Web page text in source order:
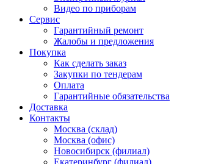
Видео по приборам
Сервис
Гарантийный ремонт
Жалобы и предложения
Покупка
Как сделать заказ
Закупки по тендерам
Оплата
Гарантийные обязательства
Доставка
Контакты
Москва (склад)
Москва (офис)
Новосибирск (филиал)
Екатеринбург (филиал)